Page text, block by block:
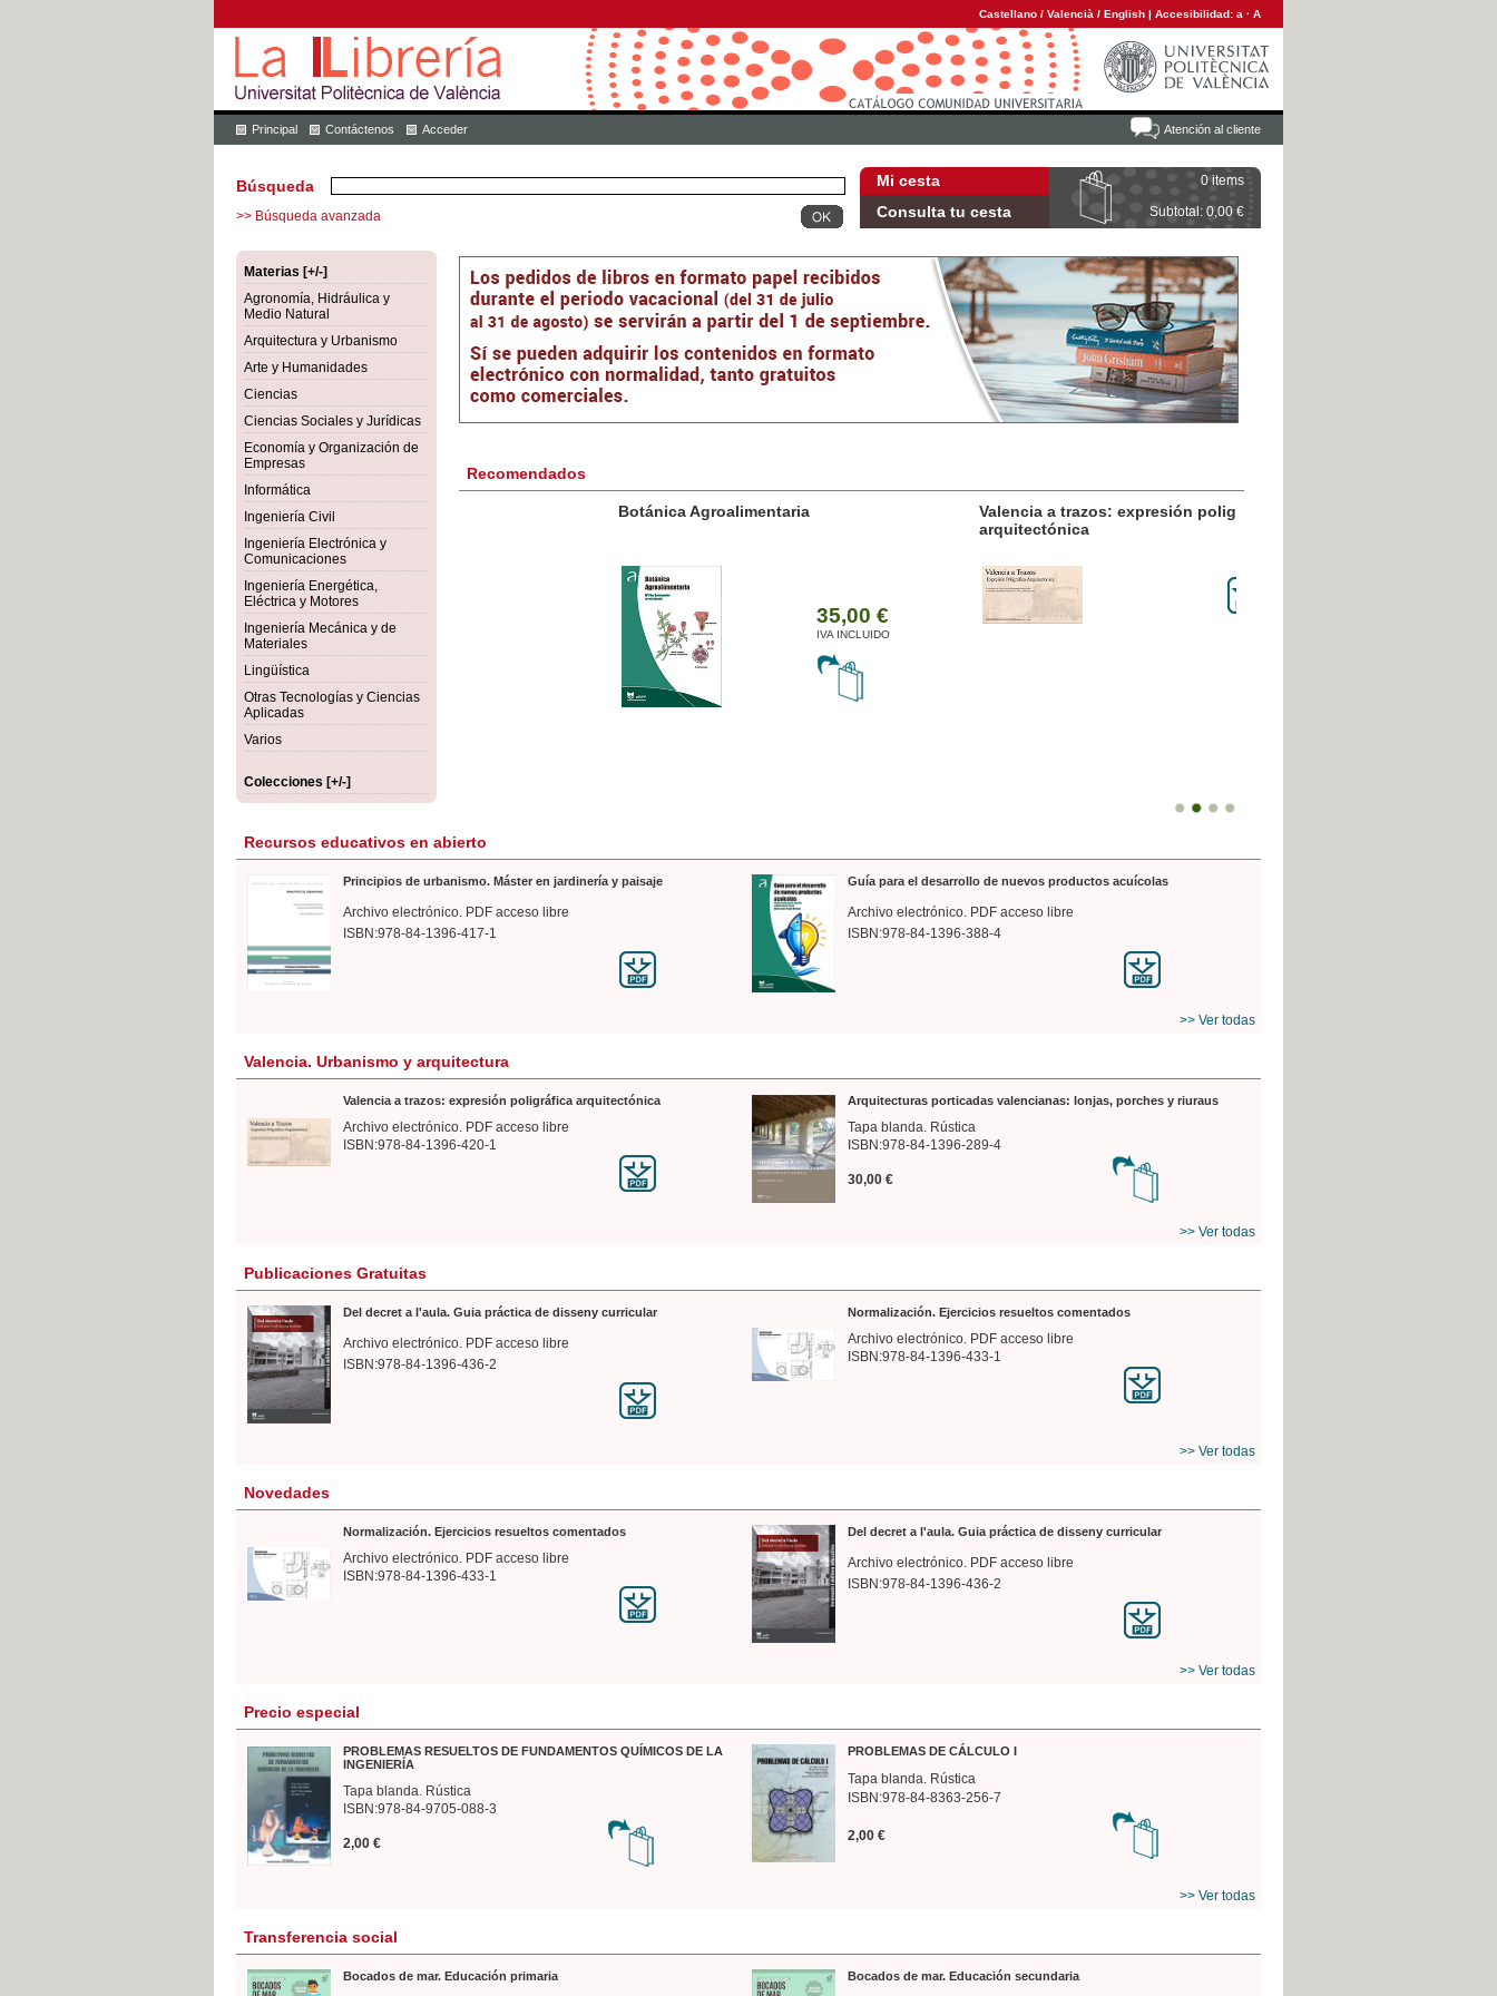
Castellano / Valencià / English | Accesibilidad: a · A
Atención al cliente
Principal Contáctenos Acceder
Mi cesta 0 items
Consulta tu cesta Subtotal: 0,00 €
Búsqueda
>> Búsqueda avanzada
Materias [+/-]
Agronomía, Hidráulica y
Medio Natural
Arquitectura y Urbanismo
Arte y Humanidades
Ciencias
Ciencias Sociales y Jurídicas
Economía y Organización de
Empresas
Informática
Ingeniería Civil
Ingeniería Electrónica y
Comunicaciones
Ingeniería Energética,
Eléctrica y Motores
Ingeniería Mecánica y de
Materiales
Lingüística
Otras Tecnologías y Ciencias
Aplicadas
Varios
Colecciones [+/-]
Recomendados
Botánica Agroalimentaria
35,00 €
IVA INCLUIDO
Valencia a trazos: expresión poligráfica
Recursos educativos en abierto
Principios de urbanismo. Máster en jardinería y paisaje
Archivo electrónico. PDF acceso libre
ISBN:978-84-1396-417-1
Guía para el desarrollo de nuevos productos acuícolas
Archivo electrónico. PDF acceso libre
ISBN:978-84-1396-388-4
>> Ver todas
Valencia. Urbanismo y arquitectura
Valencia a trazos: expresión poligráfica arquitectónica
Archivo electrónico. PDF acceso libre
ISBN:978-84-1396-420-1
Arquitecturas porticadas valencianas: lonjas, porches y riuraus
Tapa blanda. Rústica
ISBN:978-84-1396-289-4
30,00 €
>> Ver todas
Publicaciones Gratuitas
Del decret a l'aula. Guia práctica de disseny curricular
Archivo electrónico. PDF acceso libre
ISBN:978-84-1396-436-2
Normalización. Ejercicios resueltos comentados
Archivo electrónico. PDF acceso libre
ISBN:978-84-1396-433-1
>> Ver todas
Novedades
Normalización. Ejercicios resueltos comentados
Archivo electrónico. PDF acceso libre
ISBN:978-84-1396-433-1
Del decret a l'aula. Guia práctica de disseny curricular
Archivo electrónico. PDF acceso libre
ISBN:978-84-1396-436-2
>> Ver todas
Precio especial
PROBLEMAS RESUELTOS DE FUNDAMENTOS QUÍMICOS DE LA
INGENIERÍA
Tapa blanda. Rústica
ISBN:978-84-9705-088-3
2,00 €
PROBLEMAS DE CÁLCULO I
Tapa blanda. Rústica
ISBN:978-84-8363-256-7
2,00 €
>> Ver todas
Transferencia social
Bocados de mar. Educación primaria Bocados de mar. Educación secundaria